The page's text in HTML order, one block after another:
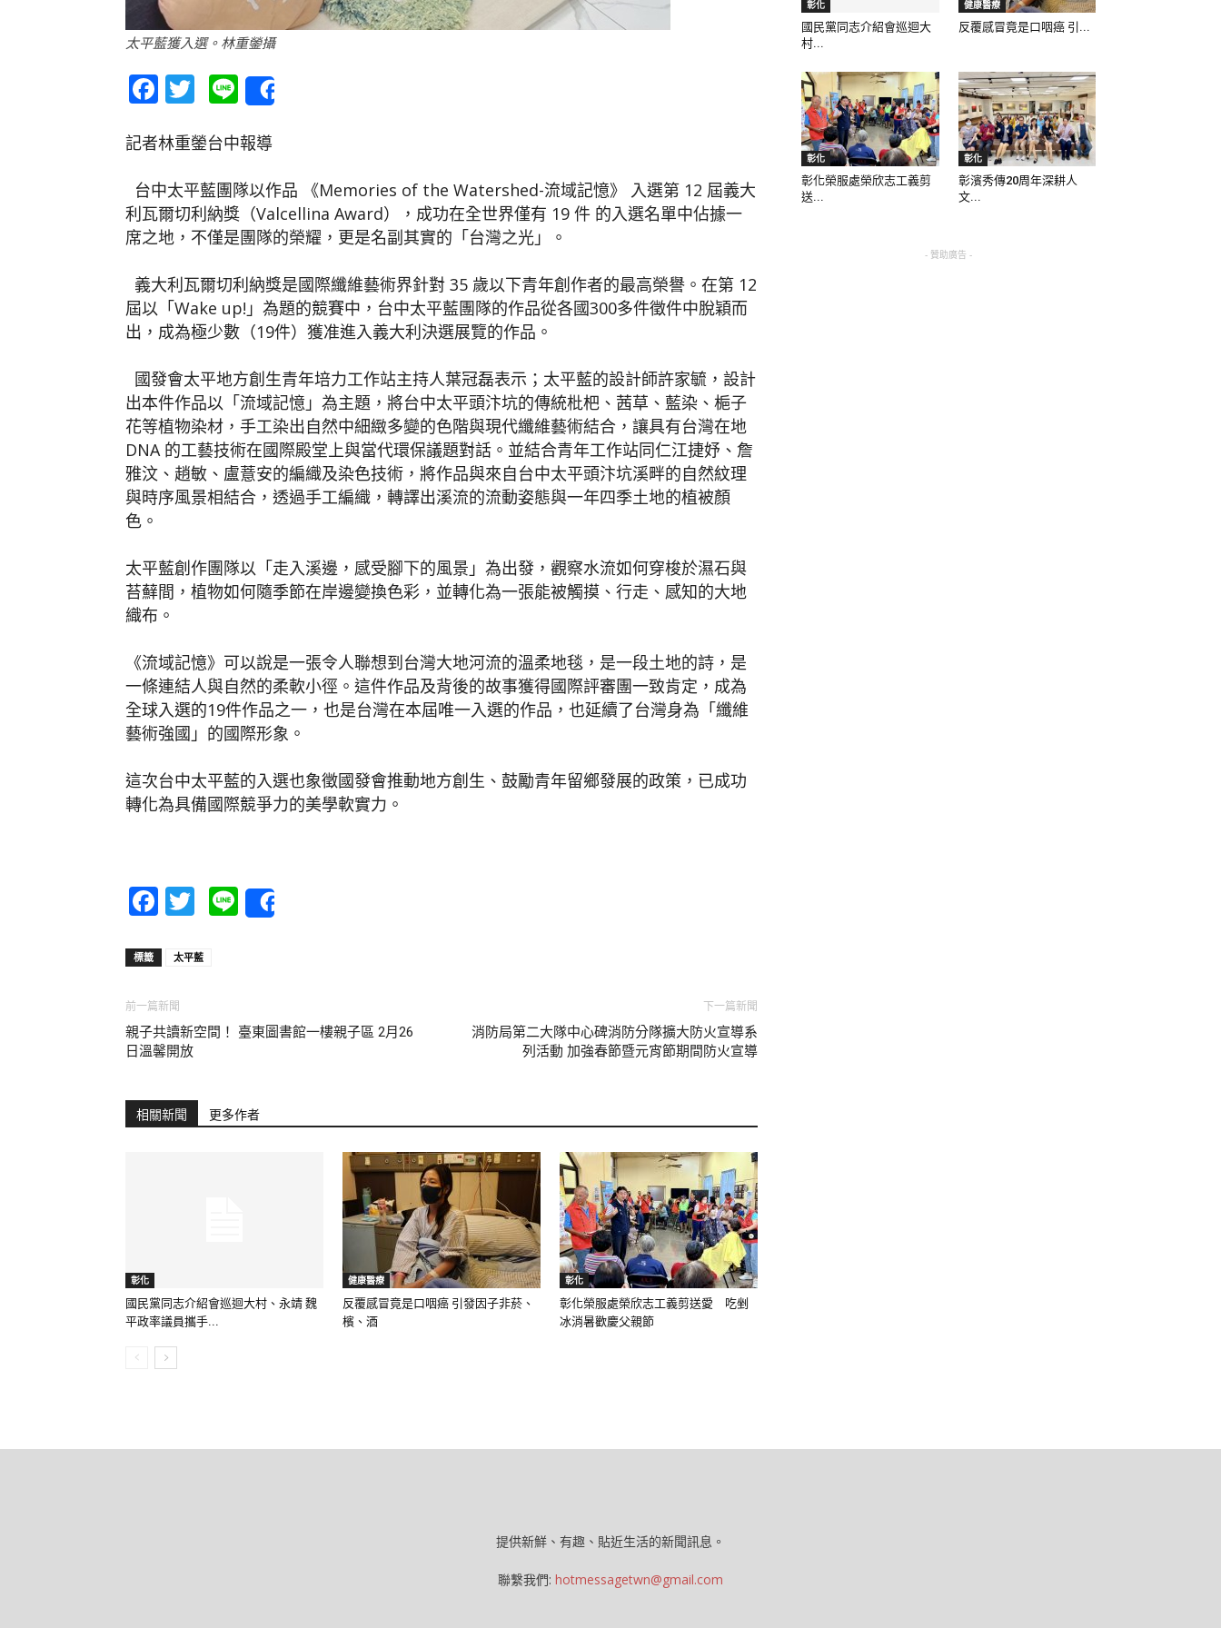
網
太平藍獲入選。林重鎣攝
Facebook
Twitter
Line
記者林重鎣台中報導
台中太平藍團隊以作品 《Memories of the Watershed-流域記憶》 入選第 12 屆義大
利瓦爾切利納獎（Valcellina Award），成功在全世界僅有 19 件 的入選名單中佔據一
席之地，不僅是團隊的榮耀，更是名副其實的「台灣之光」。
義大利瓦爾切利納獎是國際纖維藝術界針對 35 歲以下青年創作者的最高榮譽。在第 12
屆以「Wake up!」為題的競賽中，台中太平藍團隊的作品從各國300多件徵件中脫穎而
出，成為極少數（19件）獲准進入義大利決選展覽的作品。
國發會太平地方創生青年培力工作站主持人葉冠磊表示；太平藍的設計師許家毓，設計
出本件作品以「流域記憶」為主題，將台中太平頭汴坑的傳統枇杷、茜草、藍染、梔子
花等植物染材，手工染出自然中細緻多變的色階與現代纖維藝術結合，讓具有台灣在地
DNA 的工藝技術在國際殿堂上與當代環保議題對話。並結合青年工作站同仁江捷妤、詹
雅汶、趙敏、盧薏安的編織及染色技術，將作品與來自台中太平頭汴坑溪畔的自然紋理
與時序風景相結合，透過手工編織，轉譯出溪流的流動姿態與一年四季土地的植被顏
色。
太平藍創作團隊以「走入溪邊，感受腳下的風景」為出發，觀察水流如何穿梭於濕石與
苔蘚間，植物如何隨季節在岸邊變換色彩，並轉化為一張能被觸摸、行走、感知的大地
織布。
《流域記憶》可以說是一張令人聯想到台灣大地河流的溫柔地毯，是一段土地的詩，是
一條連結人與自然的柔軟小徑。這件作品及背後的故事獲得國際評審團一致肯定，成為
全球入選的19件作品之一，也是台灣在本屆唯一入選的作品，也延續了台灣身為「纖維
藝術強國」的國際形象。
這次台中太平藍的入選也象徵國發會推動地方創生、鼓勵青年留鄉發展的政策，已成功
轉化為具備國際競爭力的美學軟實力。
Facebook
Twitter
Line
標籤 太平藍
前一篇新聞
親子共讀新空間！ 臺東圖書館一樓親子區 2月26
日溫馨開放
下一篇新聞
消防局第二大隊中心碑消防分隊擴大防火宣導系
列活動 加強春節暨元宵節期間防火宣導
相關新聞 更多作者
彰化
國民黨同志介紹會巡迴大村、永靖 魏
平政率議員攜手...
健康醫療
反覆感冒竟是口咽癌 引發因子非菸、
檳、酒
彰化
彰化榮服處榮欣志工義剪送愛 吃剉
冰消暑歡慶父親節
彰化
國民黨同志介紹會巡迴大
村...
健康醫療
反覆感冒竟是口咽癌 引...
彰化
彰化榮服處榮欣志工義剪
送...
彰化
彰濱秀傳20周年深耕人
文...
- 贊助廣告 -
提供新鮮、有趣、貼近生活的新聞訊息。
聯繫我們: hotmessagetwn@gmail.com